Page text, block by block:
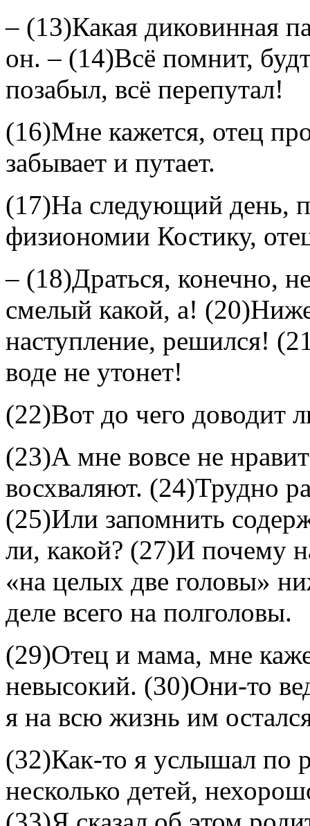
– (13)Какая диковинная
он. – (14)Всё помнит,
позабыл, всё перепутал!
(16)Мне кажется, отец
забывает и путает.
(17)На следующий день,
физиономии Костику,
– (18)Драться, конечно,
смелый какой, а!
наступление, решился!
воде не утонет!
(22)Вот до чего доводит
(23)А мне вовсе не
восхваляют. (24)Трудно
(25)Или запомнить
ли, какой? (27)И почему
«на целых две головы»
деле всего на полголовы.
(29)Отец и мама, мне
невысокий. (30)Они-то
я на всю жизнь им
(32)Как-то я услышал по
несколько детей,